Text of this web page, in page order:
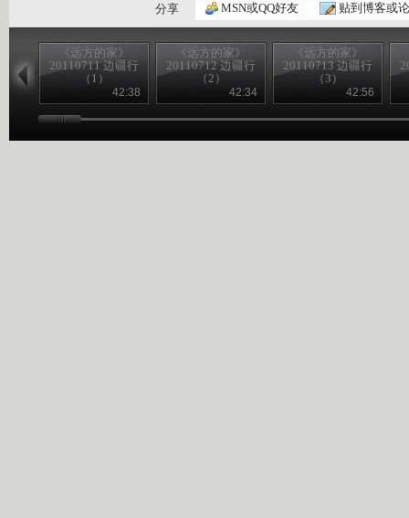
分享
MSN或QQ好友 贴到博客或
《远方的家》
20110711 边疆行
（1）
42:38
《远方的家》
20110712 边疆行
（2）
42:34
《远方的家》
20110713 边疆行
（3）
42:56